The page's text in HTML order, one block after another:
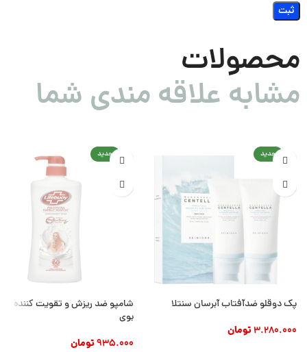
محصولات
مشابه علاقه مندی شما
جدید
پک دوقلو ضدآفتاب آبرسان سنتلا
3.280.000تومان
جدید
شامپو ضد ریزش و تقویت کننده مو
بوی
935.000تومان